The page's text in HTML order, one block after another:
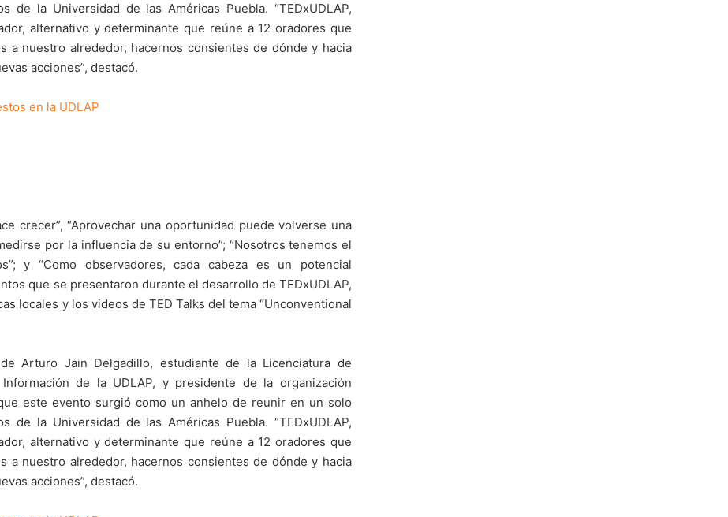
la Universidad de las Américas Puebla. “TEDxUDLAP,
alternativo y determinante que reúne a 12 oradores que
a nuestro alrededor, hacernos consientes de dónde y hacia
acciones”, destacó.
en la UDLAP
crecer”, “Aprovechar una oportunidad puede volverse una
por la influencia de su entorno”; “Nosotros tenemos el
y “Como observadores, cada cabeza es un potencial
que se presentaron durante el desarrollo de TEDxUDLAP,
locales y los videos de TED Talks del tema “Unconventional
Arturo Jain Delgadillo, estudiante de la Licenciatura de
de la UDLAP, y presidente de la organización
este evento surgió como un anhelo de reunir en un solo
la Universidad de las Américas Puebla. “TEDxUDLAP,
alternativo y determinante que reúne a 12 oradores que
a nuestro alrededor, hacernos consientes de dónde y hacia
acciones”, destacó.